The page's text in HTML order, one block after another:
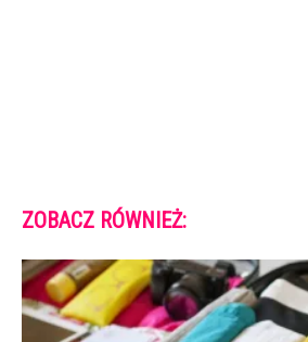
ZOBACZ RÓWNIEŻ: